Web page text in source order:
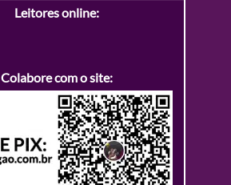
Leitores online:
Colabore com o site: